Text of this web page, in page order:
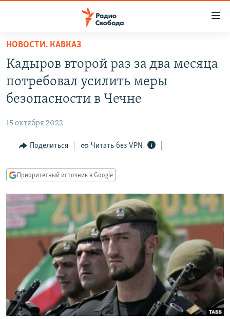
упрощенного
доступа
основному
Вернутся
Вернутся
поиску
ПОДКАСТЫ
АВТОРСКИЕ ПРОЕКТЫ
МНЕНИЯ
КУЛЬТУРА
КАВКАЗ.РЕАЛИИ
СЕВЕР.РЕАЛИИ
СИБИРЬ.РЕАЛИИ
РАСПИСАНИЕ ВЕЩАНИЯ
ПОДПИШИТЕСЬ НА РАССЫЛКУ
СОЦИАЛЬНЫЕ СЕТИ
НОВОСТИ. КАВКАЗ
Кадыров второй раз за два месяца
потребовал усилить меры
безопасности в Чечне
15 октября 2022
Поделиться Читать без VPN
Приоритетный источник в Google